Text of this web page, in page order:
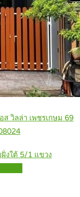
วิลล่า เพชรเกษม 69
งใต้ 5/1 แขวง